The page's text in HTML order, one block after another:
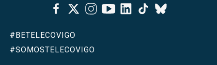
FacebookTwitterInstagramYoutubeLinkedinTiktok
Bluesky
#BETELECOVIGO
#SOMOSTELECOVIGO